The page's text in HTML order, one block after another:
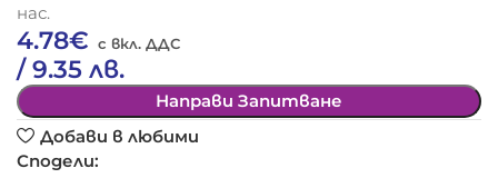
нас.
4.78€
/ 9.35 лв.
Направи Запитване
Добави в любими
Сподели: